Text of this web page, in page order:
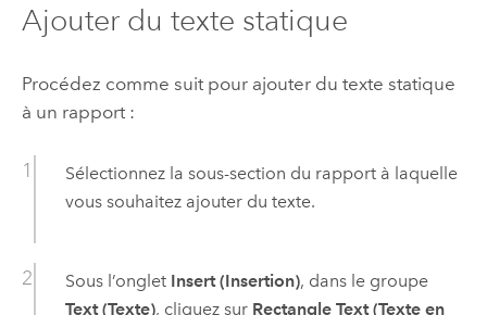
Ajouter du texte statique
Procédez comme suit pour ajouter du texte statique
à un rapport :
Sélectionnez la sous-section du rapport à laquelle
vous souhaitez ajouter du texte.
Sous l’onglet Insert (Insertion), dans le groupe
Text (Texte), cliquez sur Rectangle Text (Texte en